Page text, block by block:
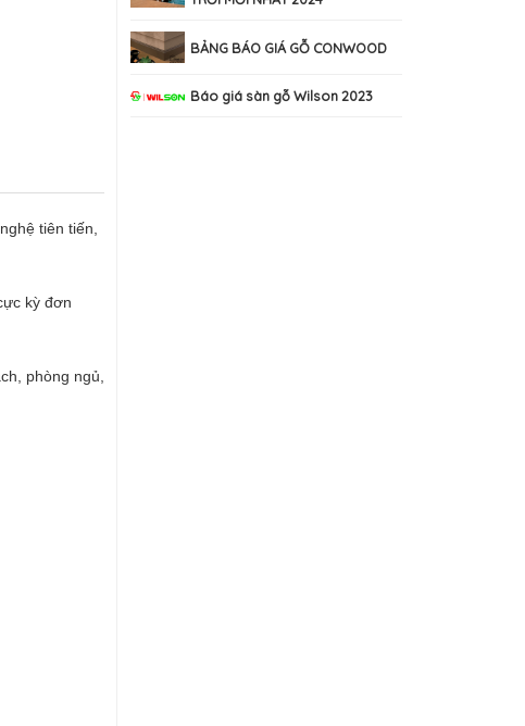
tiên tiến,
kỳ đơn
phòng ngủ,
BẢNG BÁO GIÁ GỖ CONWOOD
Báo giá sàn gỗ Wilson 2023